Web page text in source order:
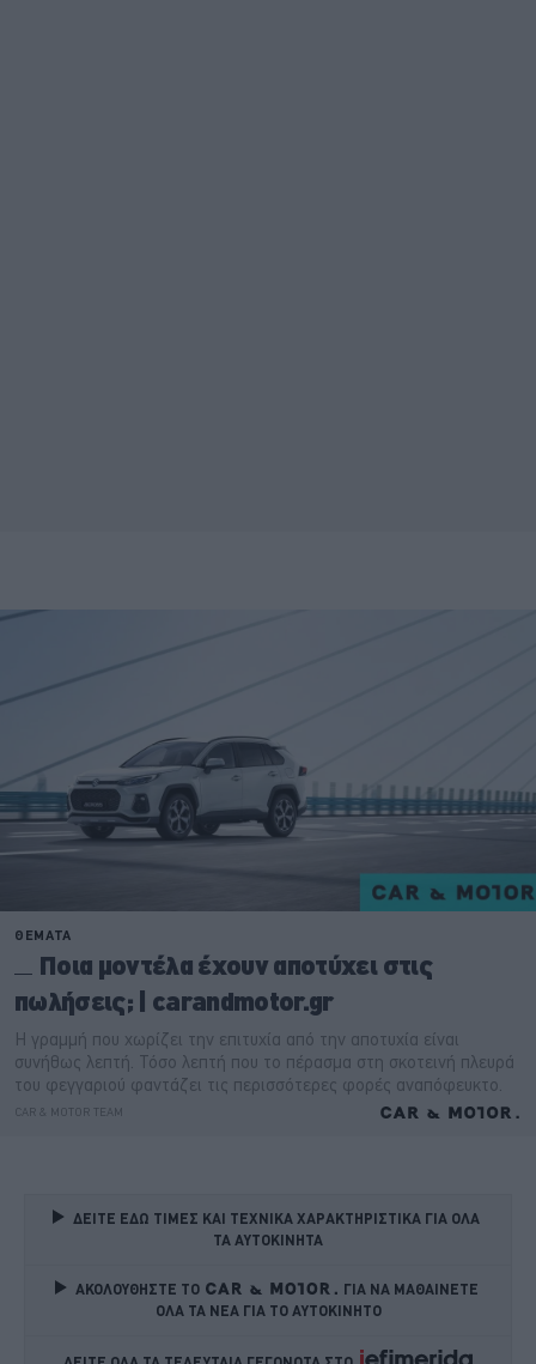
ΔΕΙΤΕ ΕΔΩ ΤΙΜΕΣ ΚΑΙ ΤΕΧΝΙΚΑ ΧΑΡΑΚΤΗΡΙΣΤΙΚΑ ΓΙΑ ΟΛΑ
ΤΑ ΑΥΤΟΚΙΝΗΤΑ
ΑΚΟΛΟΥΘΗΣΤΕ ΤΟ
ΓΙΑ ΝΑ ΜΑΘΑΙΝΕΤΕ
ΟΛΑ ΤΑ ΝΕΑ ΓΙΑ ΤΟ ΑΥΤΟΚΙΝΗΤΟ